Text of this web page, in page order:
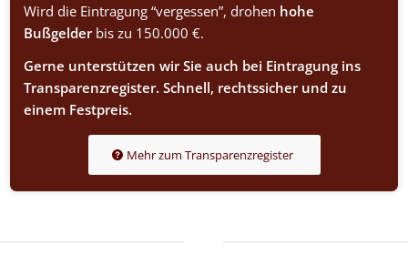
Wird die Eintragung “vergessen”, drohen hohe
Bußgelderbis zu 150.000 €.
Gerne unterstützen wir Sie auch bei Eintragung ins
Transparenzregister. Schnell, rechtssicher und zu
einem Festpreis.
Mehr zum Transparenzregister